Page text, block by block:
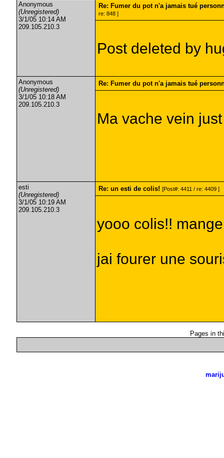
Anonymous
(Unregistered)
3/1/05 10:14 AM
209.105.210.3
Re: Fumer du pot n'a jamais tué
re: 848 ]
Post deleted by
Anonymous
(Unregistered)
3/1/05 10:18 AM
209.105.210.3
Re: Fumer du pot n'a jamais tué
Ma vache vein
esti
(Unregistered)
3/1/05 10:19 AM
209.105.210.3
Re: un esti de colis! [Post#: 4411 / re: 4409 ]
yooo colis!!
jai fourer une
Pages in